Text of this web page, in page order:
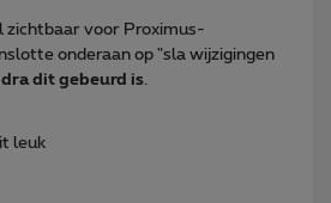
zichtbaar voor Proximus-
onderaan op "sla wijzigingen
dit gebeurd is
leuk